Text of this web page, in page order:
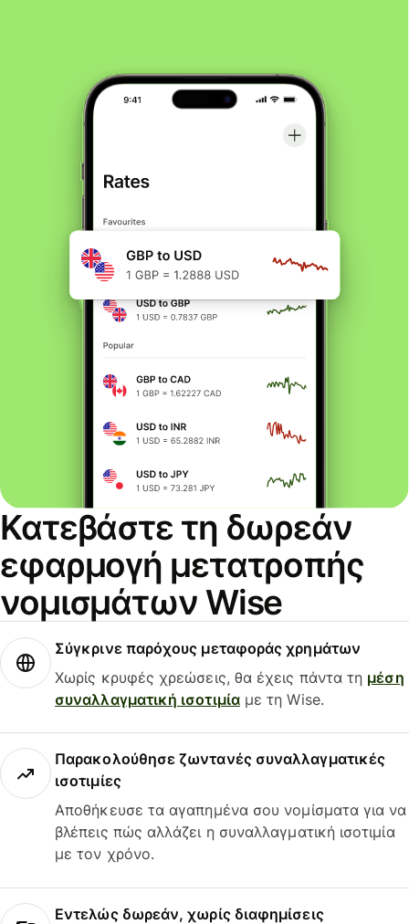
Κατεβάστε τη δωρεάν
εφαρμογή μετατροπής
νομισμάτων Wise
Σύγκρινε παρόχους μεταφοράς χρημάτων
Χωρίς κρυφές χρεώσεις, θα έχεις πάντα τη μέση
συναλλαγματική ισοτιμίαμε τη Wise.
Παρακολούθησε ζωντανές συναλλαγματικές
ισοτιμίες
Αποθήκευσε τα αγαπημένα σου νομίσματα για να
βλέπεις πώς αλλάζει η συναλλαγματική ισοτιμία
με τον χρόνο.
Εντελώς δωρεάν, χωρίς διαφημίσεις